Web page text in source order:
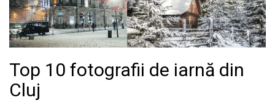
Top 10 fotografii de iarnă din
Cluj